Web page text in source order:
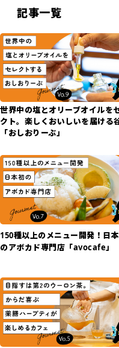
記事一覧
世界中の塩とオリーブオイルを
クト。楽しくおいしいを届ける
「おしおりーぶ」
150種以上のメニュー開発！日
のアボカド専門店「avocafe」